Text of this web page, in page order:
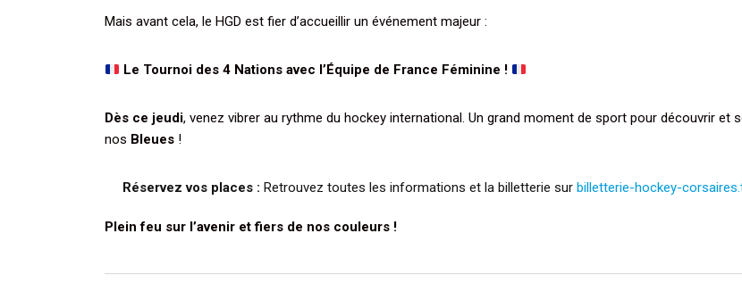
Mais avant cela, le HGD est fier d’accueillir un événement majeur :
Le Tournoi des 4 Nations avec l’Équipe de France Féminine !
Dès ce jeudi, venez vibrer au rythme du hockey international. Un grand moment de sport pour découvrir et
nos Bleues !
Réservez vos places : Retrouvez toutes les informations et la billetterie sur billetterie-hockey-
Plein feu sur l’avenir et fiers de nos couleurs !